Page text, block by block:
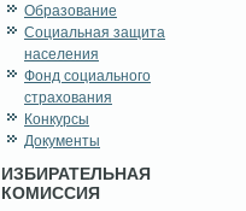
Образование
Социальная защита
населения
Фонд социального
страхования
Конкурсы
Документы
ИЗБИРАТЕЛЬНАЯ
КОМИССИЯ